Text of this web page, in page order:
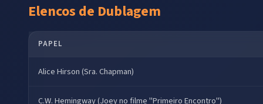
Elencos de Dublagem
PAPEL
Alice Hirson (Sra. Chapman)
C.W. Hemingway (Joey no filme "Primeiro Encontro")